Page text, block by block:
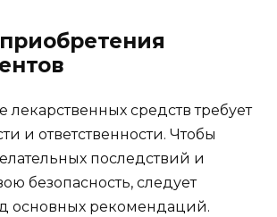
лекарственных средств требует
и ответственности. Чтобы
последствий и
безопасность, следует
основных рекомендаций.